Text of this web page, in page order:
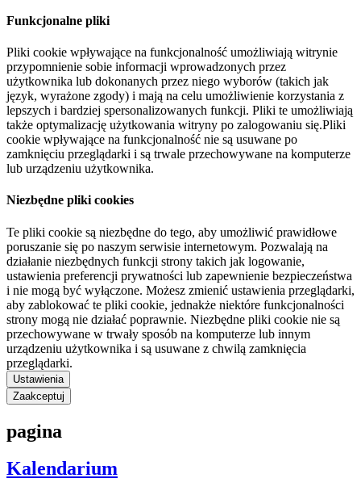
Funkcjonalne pliki
Pliki cookie wpływające na funkcjonalność umożliwiają witrynie
przypomnienie sobie informacji wprowadzonych przez
użytkownika lub dokonanych przez niego wyborów (takich jak
język, wyrażone zgody) i mają na celu umożliwienie korzystania z
lepszych i bardziej spersonalizowanych funkcji. Pliki te umożliwiają
także optymalizację użytkowania witryny po zalogowaniu się.Pliki
cookie wpływające na funkcjonalność nie są usuwane po
zamknięciu przeglądarki i są trwale przechowywane na komputerze
lub urządzeniu użytkownika.
Niezbędne pliki cookies
Te pliki cookie są niezbędne do tego, aby umożliwić prawidłowe
poruszanie się po naszym serwisie internetowym. Pozwalają na
działanie niezbędnych funkcji strony takich jak logowanie,
ustawienia preferencji prywatności lub zapewnienie bezpieczeństwa
i nie mogą być wyłączone. Możesz zmienić ustawienia przeglądarki,
aby zablokować te pliki cookie, jednakże niektóre funkcjonalności
strony mogą nie działać poprawnie. Niezbędne pliki cookie nie są
przechowywane w trwały sposób na komputerze lub innym
urządzeniu użytkownika i są usuwane z chwilą zamknięcia
przeglądarki.
Ustawienia
Zaakceptuj
pagina
Kalendarium